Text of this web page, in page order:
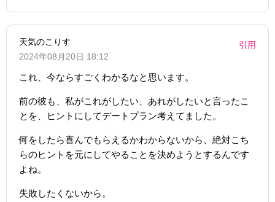
天気のこりす
2024年08月20日 18:12
引用
これ、今ならすごくわかるなと思います。
前の彼も、私がこれがしたい、あれがしたいと言ったこ
とを、ヒントにしてデートプラン考えてました。
何をしたら喜んでもらえるかわからないから、絶対こち
らのヒントを元にしてやることを決めようとするんです
よね。
失敗したくないから。